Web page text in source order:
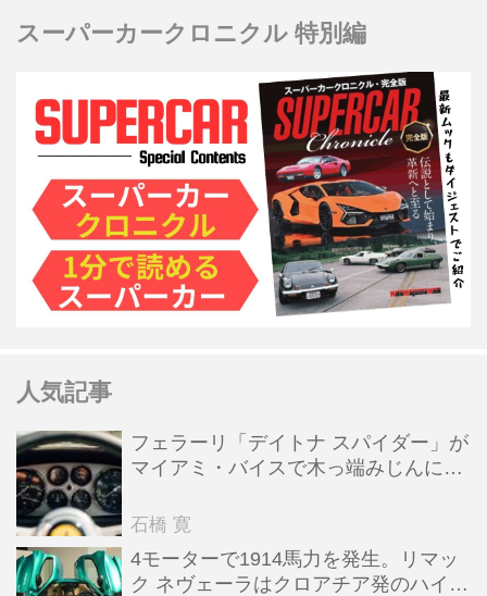
スーパーカークロニクル 特別編
人気記事
フェラーリ「デイトナ スパイダー」が
マイアミ・バイスで木っ端みじんにな
石橋 寛
4モーターで1914馬力を発生。リマッ
ク ネヴェーラはクロアチア発のハイパ